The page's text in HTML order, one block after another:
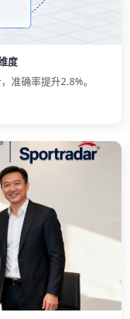
度
准确率提升2.8%。